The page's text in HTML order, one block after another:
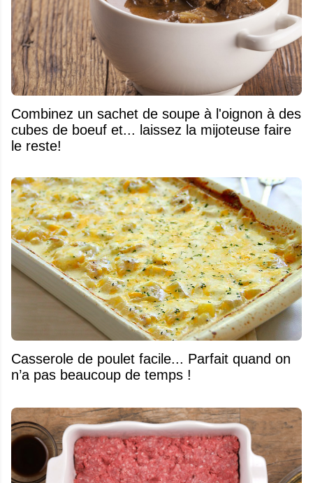
Combinez un sachet de soupe à l'oignon à des
cubes de boeuf et... laissez la mijoteuse faire
le reste!
Casserole de poulet facile... Parfait quand on
n’a pas beaucoup de temps !